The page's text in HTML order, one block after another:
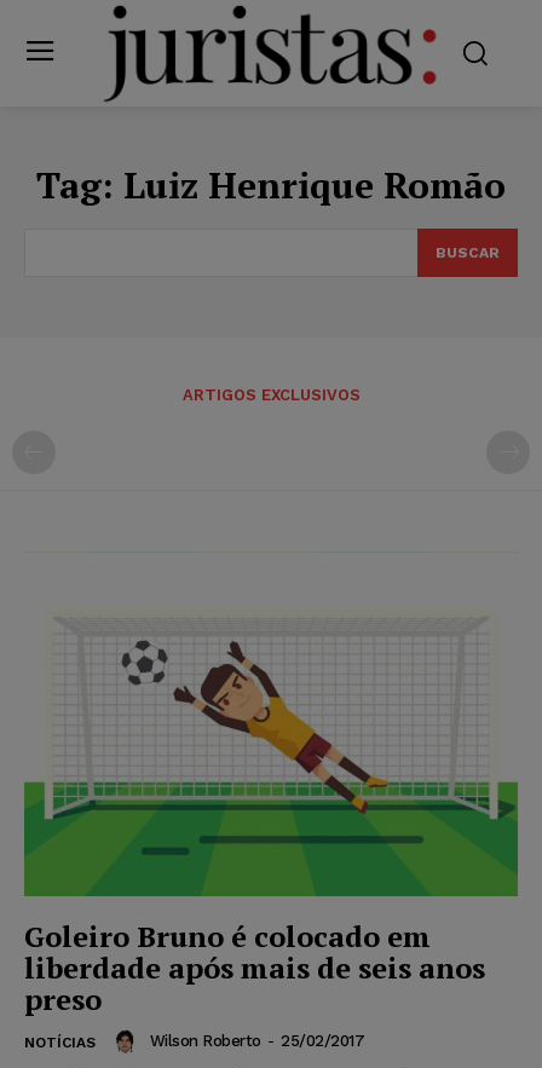
Tag: Luiz Henrique Romão
BUSCAR
ARTIGOS EXCLUSIVOS
Goleiro Bruno é colocado em
liberdade após mais de seis anos
preso
NOTÍCIAS Wilson Roberto - 25/02/2017